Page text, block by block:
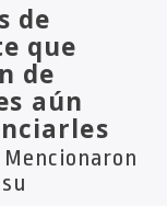
de
que
de
aún
Mencionaron